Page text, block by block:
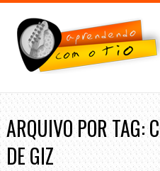
ARQUIVO POR TAG:
DE GIZ